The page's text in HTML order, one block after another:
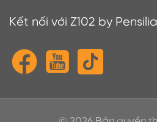
Kết nối với Z102 by Pensilia